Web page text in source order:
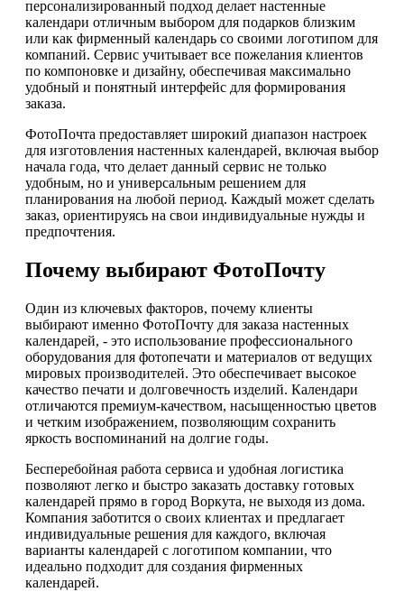
персонализированный подход делает настенные
календари отличным выбором для подарков близким
или как фирменный календарь со своими логотипом для
компаний. Сервис учитывает все пожелания клиентов
по компоновке и дизайну, обеспечивая максимально
удобный и понятный интерфейс для формирования
заказа.
ФотоПочта предоставляет широкий диапазон настроек
для изготовления настенных календарей, включая выбор
начала года, что делает данный сервис не только
удобным, но и универсальным решением для
планирования на любой период. Каждый может сделать
заказ, ориентируясь на свои индивидуальные нужды и
предпочтения.
Почему выбирают ФотоПочту
Один из ключевых факторов, почему клиенты
выбирают именно ФотоПочту для заказа настенных
календарей, - это использование профессионального
оборудования для фотопечати и материалов от ведущих
мировых производителей. Это обеспечивает высокое
качество печати и долговечность изделий. Календари
отличаются премиум-качеством, насыщенностью цветов
и четким изображением, позволяющим сохранить
яркость воспоминаний на долгие годы.
Бесперебойная работа сервиса и удобная логистика
позволяют легко и быстро заказать доставку готовых
календарей прямо в город Воркута, не выходя из дома.
Компания заботится о своих клиентах и предлагает
индивидуальные решения для каждого, включая
варианты календарей с логотипом компании, что
идеально подходит для создания фирменных
календарей.